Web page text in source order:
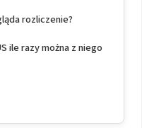
rozliczenie?
ile razy można z niego